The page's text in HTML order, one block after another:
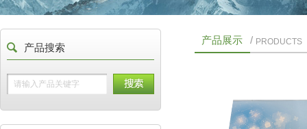
产品搜索
产品展示 / PRODUCTS